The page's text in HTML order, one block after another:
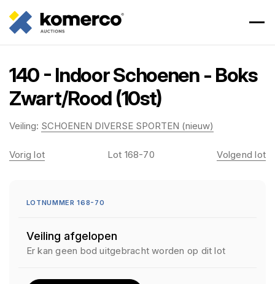
140 - Indoor Schoenen - Boks
Zwart/Rood (10st)
Veiling: SCHOENEN DIVERSE SPORTEN (nieuw)
Vorig lot Lot 168-70 Volgend lot
LOTNUMMER 168-70
Veiling afgelopen
Er kan geen bod uitgebracht worden op dit lot